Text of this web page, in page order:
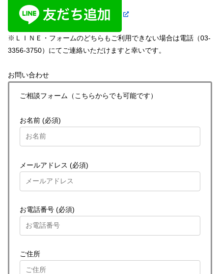
※ＬＩＮＥ・フォームのどちらもご利用できない場合は電話（03-
3356-3750）にてご連絡いただけますと幸いです。
お問い合わせ
ご相談フォーム（こちらからでも可能です）
お名前 (必須)
メールアドレス (必須)
お電話番号 (必須)
ご住所